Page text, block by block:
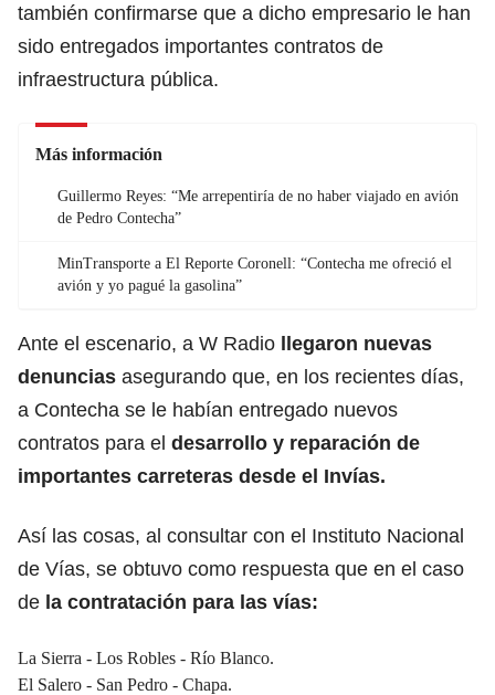
también confirmarse que a dicho empresario le han
sido entregados importantes contratos de
infraestructura pública.
Más información
Guillermo Reyes: “Me arrepentiría de no haber viajado en avión
de Pedro Contecha”
MinTransporte a El Reporte Coronell: “Contecha me ofreció el
avión y yo pagué la gasolina”
Ante el escenario, a W Radio llegaron nuevas
denuncias asegurando que, en los recientes días,
a Contecha se le habían entregado nuevos
contratos para el desarrollo y reparación de
importantes carreteras desde el Invías.
Así las cosas, al consultar con el Instituto Nacional
de Vías, se obtuvo como respuesta que en el caso
de la contratación para las vías:
La Sierra - Los Robles - Río Blanco.
El Salero - San Pedro - Chapa.